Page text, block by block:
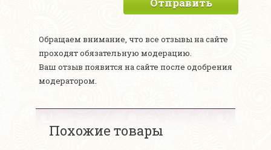
Отправить
Обращаем внимание, что все отзывы на сайте
проходят обязательную модерацию.
Ваш отзыв появится на сайте после одобрения
модератором.
Похожие товары